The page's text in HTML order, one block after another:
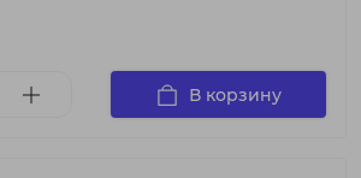
В корзину